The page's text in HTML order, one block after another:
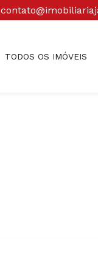
TODOS OS IMÓVEIS